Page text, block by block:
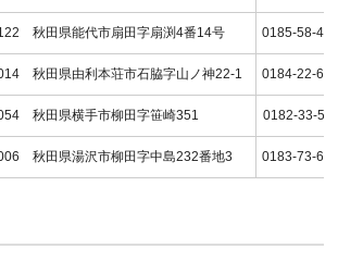
秋田県能代市扇田字扇渕4番14号 0185-58-
秋田県由利本荘市石脇字山ノ神22-1 0184-22-
秋田県横手市柳田字笹崎351 0182-33-
秋田県湯沢市柳田字中島232番地3 0183-73-